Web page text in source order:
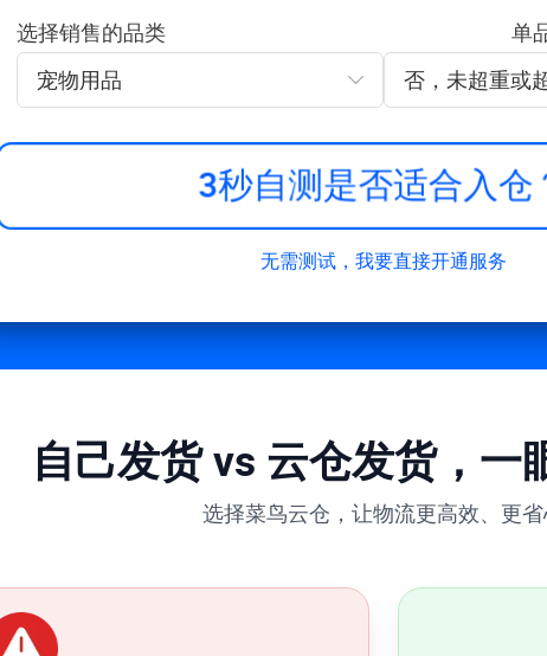
选择销售的品类
单
宠物用品
否，未超重或
3秒自测是否适合入仓
无需测试，我要直接开通服务
自己发货 vs 云仓发货，一
选择菜鸟云仓，让物流更高效、更